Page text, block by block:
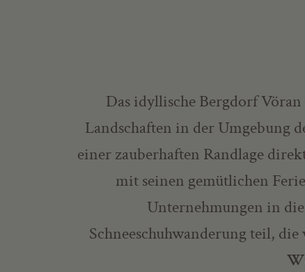
Das idyllische Bergdorf
Landschaften in der Umgebung
einer zauberhaften Randlage
mit seinen gemütlichen
Unternehmungen in
Schneeschuhwanderung teil,